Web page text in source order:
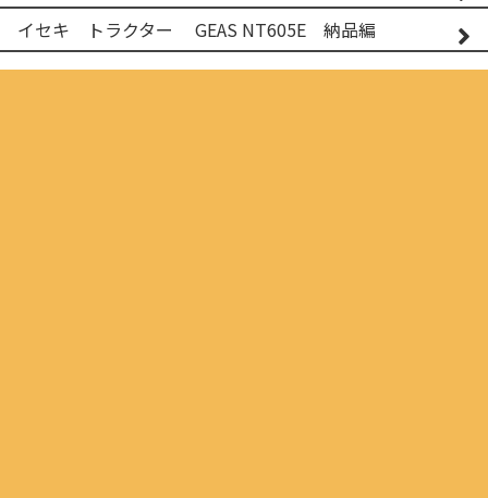
イセキ トラクター GEAS NT605E 納品編